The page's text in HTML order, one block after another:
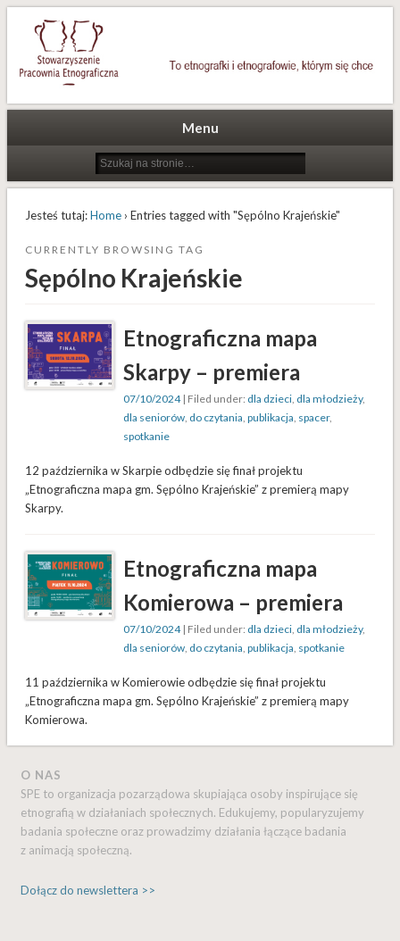
Stowarzyszenie Pracownia
Etnograficzna
To etnografki i etnografowie, którym się chce
Menu
Jesteś tutaj:Home› Entries tagged with "Sępólno Krajeńskie"
CURRENTLY BROWSING TAG
Sępólno Krajeńskie
Etnograficzna mapa
Skarpy – premiera
07/10/2024| Filed under: dla dzieci dla młodzieży,
dla seniorów do czytania ,publikacja spacer,
spotkanie
12 października w Skarpie odbędzie się finał projektu
„Etnograficzna mapa gm. Sępólno Krajeńskie” z premierą mapy
Skarpy.
Etnograficzna mapa
Komierowa – premiera
07/10/2024| Filed under: dla dzieci dla młodzieży,
dla seniorów do czytania ,publikacja spotkanie
11 października w Komierowie odbędzie się finał projektu
„Etnograficzna mapa gm. Sępólno Krajeńskie” z premierą mapy
Komierowa.
O NAS
SPE to organizacja pozarządowa skupiająca osoby inspirujące się
etnografią w działaniach społecznych. Edukujemy, popularyzujemy
badania społeczne oraz prowadzimy działania łączące badania
z animacją społeczną.
Dołącz do newslettera >>